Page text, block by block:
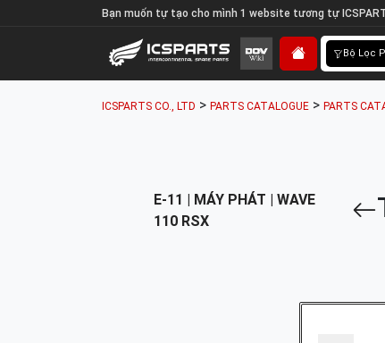
Bạn muốn tự tạo cho mình 1 website tương tự
Bộ Lọc
ICSPARTS CO., LTD > PARTS CATALOGUE > PARTS
E-11 | MÁY PHÁT | WAVE
110 RSX